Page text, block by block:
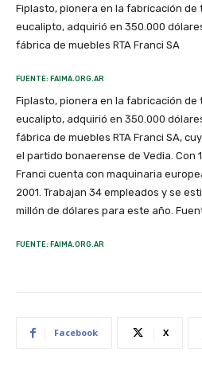
Fiplasto, pionera en la fabricación
eucalipto, adquirió en 350.000
fábrica de muebles RTA Franci SA
FUENTE: FAIMA.ORG.AR
Fiplasto, pionera en la fabricación
eucalipto, adquirió en 350.000
fábrica de muebles RTA Franci SA,
el partido bonaerense de Vedia. Con
Franci cuenta con maquinaria
2001. Trabajan 34 empleados y se
millón de dólares para este año.
FUENTE: FAIMA.ORG.AR
Facebook X